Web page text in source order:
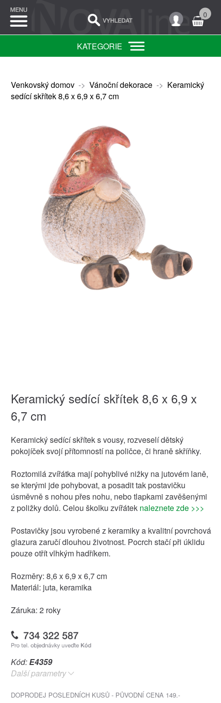
0
KATEGORIE
Venkovský domov-> Vánoční dekorace-> Keramický
sedící skřítek 8,6 x 6,9 x 6,7 cm
Keramický sedící skřítek 8,6 x 6,9 x
6,7 cm
Keramický sedící skřítek s vousy, rozveselí dětský
pokojíček svojí přítomností na poličce, či hraně skříňky.
Roztomilá zvířátka mají pohyblivé nižky na jutovém laně,
se kterými jde pohybovat, a posadit tak postavičku
úsměvně s nohou přes nohu, nebo tlapkami zavěšenými
z poližky dolů. Celou školku zvířátek naleznete zde >>>
Postavičky jsou vyrobené z keramiky a kvalitní povrchová
glazura zaručí dlouhou životnost. Pocrch stačí při úklidu
pouze otřít vlhkým hadříkem.
Rozměry: 8,6 x 6,9 x 6,7 cm
Materiál: juta, keramika
Záruka: 2 roky
Kód:E4359
Další parametry
DOPRODEJ POSLEDNÍCH KUSŮ - PŮVODNÍ CENA 149.-